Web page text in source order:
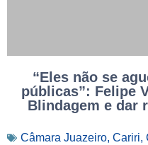
“Eles não se
públicas”: Felipe
Blindagem e dar
Câmara Juazeiro, Cariri,